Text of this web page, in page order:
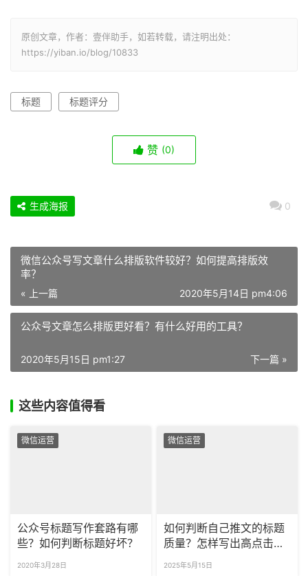
原创文章，作者：壹伴助手，如若转载，请注明出处：
https://yiban.io/blog/10833
标题 标题评分
赞 (0)
0
生成海报
微信公众号写文章什么排版软件较好？如何提高排版效
率？
« 上一篇 2020年5月14日 pm4:06
公众号文章怎么排版更好看？有什么好用的工具？
下一篇 »
2020年5月15日 pm1:27
这些内容值得看
微信运营
公众号标题写作套路有哪
些？如何判断标题好坏？
2020年3月28日
微信运营
如何判断自己推文的标题
质量？怎样写出高点击爆
2025年5月15日